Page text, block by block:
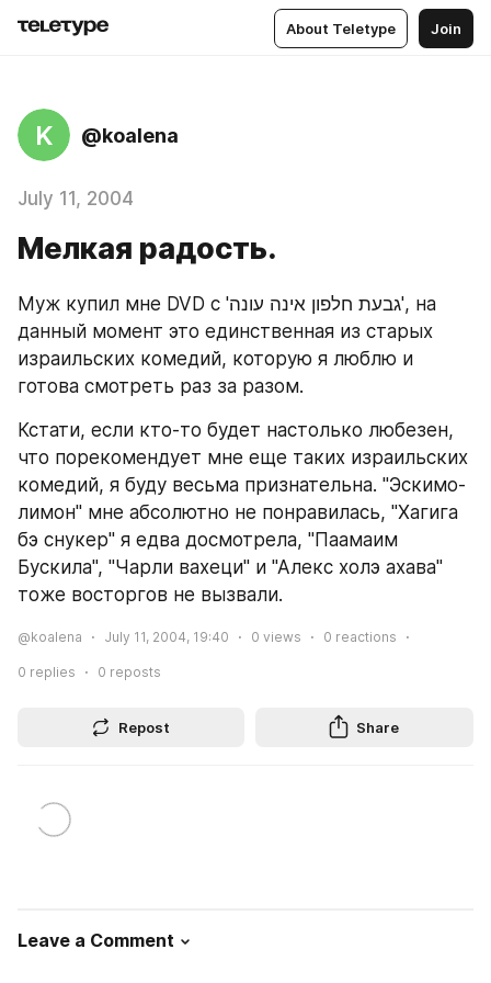
About Teletype Join
K @koalena
July 11, 2004
Мелкая радость.
Муж купил мне DVD с 'גבעת חלפון אינה עונה', на
данный момент это единственная из старых
израильских комедий, которую я люблю и
готова смотреть раз за разом.
Кстати, если кто-то будет настолько любезен,
что порекомендует мне еще таких израильских
комедий, я буду весьма признательна. "Эскимо-
лимон" мне абсолютно не понравилась, "Хагига
бэ снукер" я едва досмотрела, "Паамаим
Бускила", "Чарли вахеци" и "Алекс холэ ахава"
тоже восторгов не вызвали.
@koalena July 11, 2004, 19:40 0 views 0 reactions
0 replies 0 reposts
Repost Share
Leave a Comment